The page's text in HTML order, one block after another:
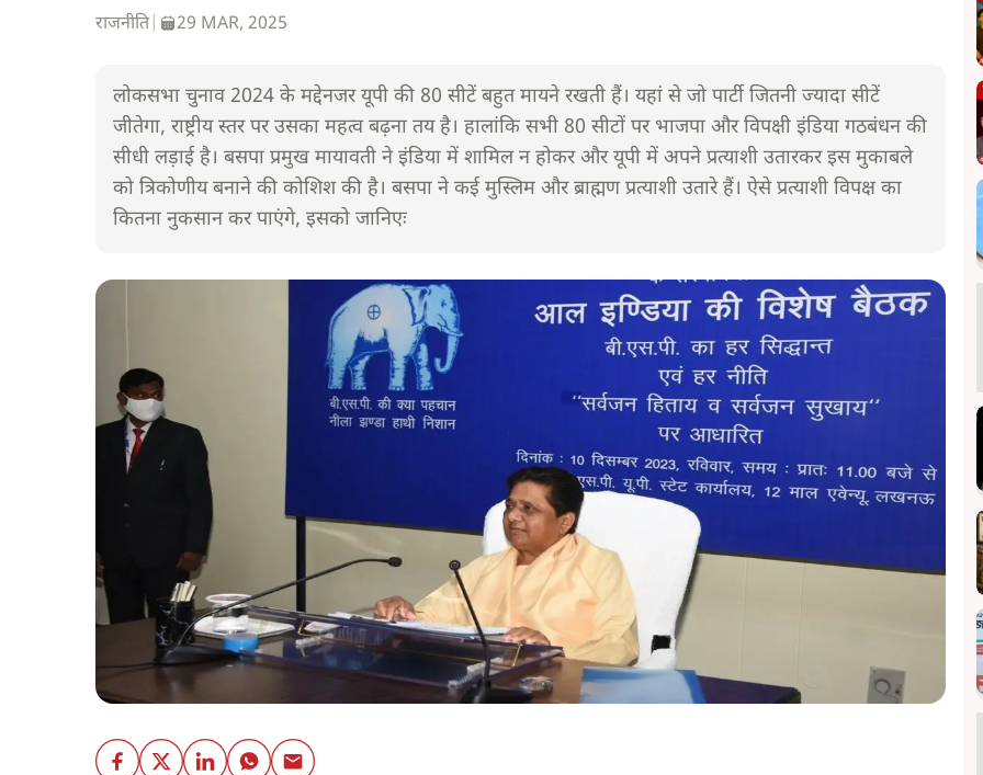
राजनीति| 29 MAR, 2025
लोकसभा चुनाव 2024 के मद्देनजर यूपी की 80 सीटें बहुत मायने रखती हैं। यहां से जो पार्टी जितनी ज्यादा सीटें
जीतेगा, राष्ट्रीय स्तर पर उसका महत्व बढ़ना तय है। हालांकि सभी 80 सीटों पर भाजपा और विपक्षी इंडिया गठबंधन की
सीधी लड़ाई है। बसपा प्रमुख मायावती ने इंडिया में शामिल न होकर और यूपी में अपने प्रत्याशी उतारकर इस मुकाबले
को त्रिकोणीय बनाने की कोशिश की है। बसपा ने कई मुस्लिम और ब्राह्मण प्रत्याशी उतारे हैं। ऐसे प्रत्याशी विपक्ष का
कितना नुकसान कर पाएंगे, इसको जानिएः